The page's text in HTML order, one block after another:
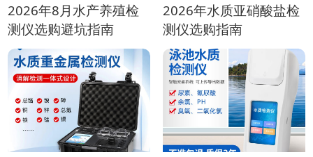
2026年8月水产养殖检
测仪选购避坑指南
2026年水质亚硝酸盐检
测仪选购指南